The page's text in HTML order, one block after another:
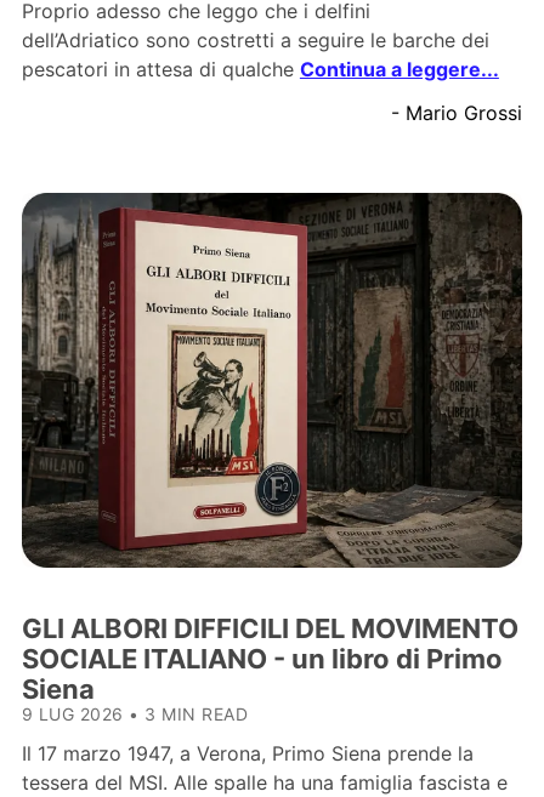
Proprio adesso che leggo che i delfini
dell’Adriatico sono costretti a seguire le barche dei
pescatori in attesa di qualche Continua a leggere...
- Mario Grossi
GLI ALBORI DIFFICILI DEL MOVIMENTO
SOCIALE ITALIANO - un libro di Primo
Siena
9 LUG 2026 • 3 MIN READ
Il 17 marzo 1947, a Verona, Primo Siena prende la
tessera del MSI. Alle spalle ha una famiglia fascista e